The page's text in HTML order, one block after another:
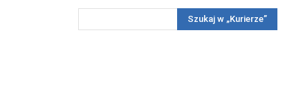
Reportaż KonkursyWięcej
Szukaj w „Kurierze”